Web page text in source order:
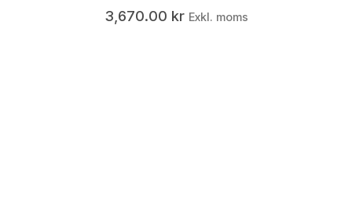
3,670.00 kr Exkl. moms